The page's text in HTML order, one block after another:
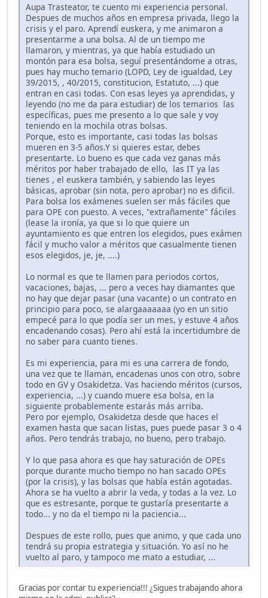
Aupa Trasteator, te cuento mi experiencia personal.
Despues de muchos años en empresa privada, llego la
crisis y el paro. Aprendí euskera, y me animaron a
presentarme a una bolsa. Al de un tiempo me
llamaron, y mientras, ya que había estudiado un
montón para esa bolsa, seguí presentándome a otras,
pues hay mucho temario (LOPD, Ley de igualdad, Ley
39/2015, , 40/2015, constitucion, Estatuto, ...) que
entran en casi todas. Con esas leyes ya aprendidas, y
leyendo (no me da para estudiar) de los temarios las
específicas, pues me presento a lo que sale y voy
teniendo en la mochila otras bolsas.
Porque, esto es importante, casi todas las bolsas
mueren en 3-5 años.Y si quieres estar, debes
presentarte. Lo bueno es que cada vez ganas más
méritos por haber trabajado de ello, las IT ya las
tienes , el euskera también, y sabiendo las leyes
básicas, aprobar (sin nota, pero aprobar) no es dificil.
Para bolsa los exámenes suelen ser más fáciles que
para OPE con puesto. A veces, "extrañamente" fáciles
(lease la ironía, ya que si lo que quiere un
ayuntamiento es que entren los elegidos, pues exámen
fácil y mucho valor a méritos que casualmente tienen
esos elegidos, je, je, ....)
Lo normal es que te llamen para periodos cortos,
vacaciones, bajas, ... pero a veces hay diamantes que
no hay que dejar pasar (una vacante) o un contrato en
principio para poco, se alargaaaaaaa (yo en un sitio
empecé para lo que podía ser un mes, y estuve 4 años
encadenando cosas). Pero ahí está la incertidumbre de
no saber para cuanto tienes.
Es mi experiencia, para mi es una carrera de fondo,
una vez que te llaman, encadenas unos con otro, sobre
todo en GV y Osakidetza. Vas haciendo méritos (cursos,
experiencia, ...) y cuando muere esa bolsa, en la
siguiente probablemente estarás más arriba.
Pero por ejemplo, Osakidetza desde que haces el
examen hasta que sacan listas, pues puede pasar 3 o 4
años. Pero tendrás trabajo, no bueno, pero trabajo.
Y lo que pasa ahora es que hay saturación de OPEs
porque durante mucho tiempo no han sacado OPEs
(por la crisis), y las bolsas que había están agotadas.
Ahora se ha vuelto a abrir la veda, y todas a la vez. Lo
que es estresante, porque te gustaría presentarte a
todo... y no da el tiempo ni la paciencia...
Despues de este rollo, pues que animo, y que cada uno
tendrá su propia estrategia y situación. Yo así no he
vuelto al paro, y tampoco me mato a estudiar, ...
Gracias por contar tu experiencia!!! ¿Sigues trabajando ahora